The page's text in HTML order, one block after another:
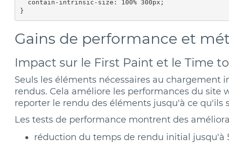
  contain-intrinsic-size: 100% 300px;
Gains de performance et
Impact sur le First Paint et le Time
Seuls les éléments nécessaires au chargement
rendus. Cela améliore les performances du
reporter le rendu des éléments jusqu'à ce qu'ils
Les tests de performance montrent des
réduction du temps de rendu initial jusqu'à